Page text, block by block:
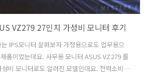
VZ279 27인치 가성비 모니터 후기
IPS모니터 살펴보자 가정용으로도 업무용으
품이었는데요. 사무용 모니터 ASUS VZ279 를
비 모니터로도 알려진 모델인데요. 전력소비량